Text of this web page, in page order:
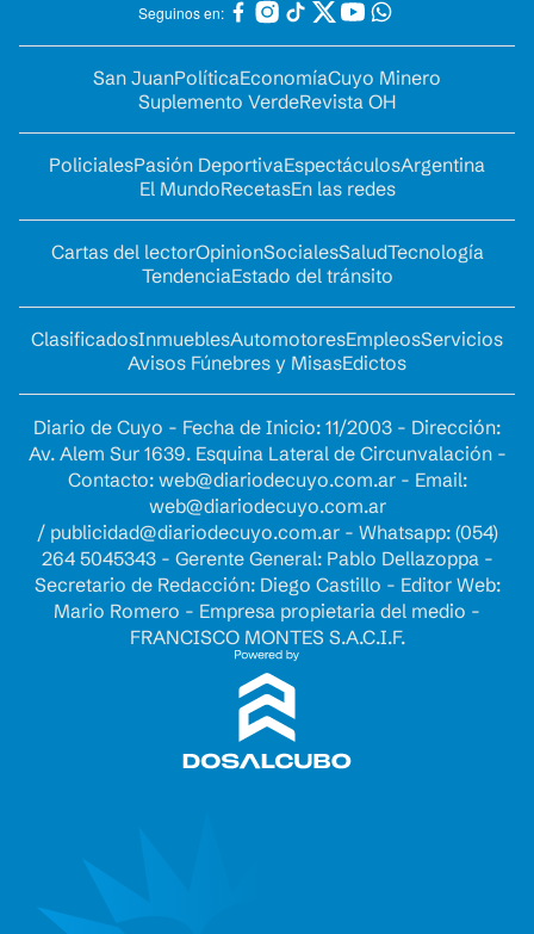
Seguinos en:
San JuanPolíticaEconomíaCuyo Minero
Suplemento VerdeRevista OH
PolicialesPasión DeportivaEspectáculosArgentina
El MundoRecetasEn las redes
Cartas del lectorOpinionSocialesSaludTecnología
TendenciaEstado del tránsito
ClasificadosInmueblesAutomotoresEmpleosServicios
Avisos Fúnebres y MisasEdictos
Diario de Cuyo - Fecha de Inicio: 11/2003 - Dirección:
Av. Alem Sur 1639. Esquina Lateral de Circunvalación -
Contacto: web@diariodecuyo.com.ar- Email:
web@diariodecuyo.com.ar
/ publicidad@diariodecuyo.com.ar- Whatsapp: (054)
264 5045343 - Gerente General: Pablo Dellazoppa -
Secretario de Redacción: Diego Castillo - Editor Web:
Mario Romero - Empresa propietaria del medio -
FRANCISCO MONTES S.A.C.I.F.